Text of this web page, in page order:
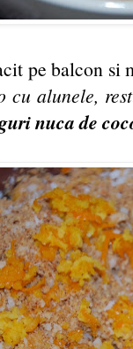
pe balcon si
cu alunele,
nuca de